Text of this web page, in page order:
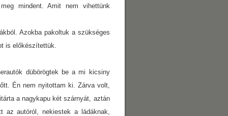
mindent. Amit nem vihettünk
Azokba pakoltuk a szükséges
is előkészítettük.
dübörögtek be a mi kicsiny
Én nem nyitottam ki. Zárva volt,
a nagykapu két szárnyát, aztán
az autóról, nekiestek a ládáknak,